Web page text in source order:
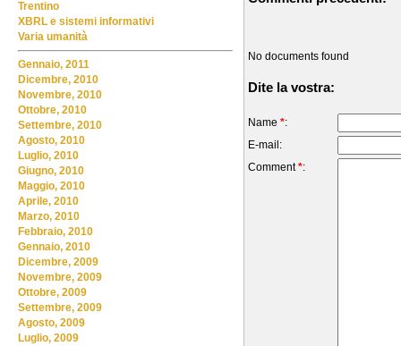
No documents found
Dite la vostra:
Name *:
E-mail:
Comment*:
Trentino
XBRL e sistemi informativi
Varia umanità
Gennaio, 2011
Dicembre, 2010
Novembre, 2010
Ottobre, 2010
Settembre, 2010
Agosto, 2010
Luglio, 2010
Giugno, 2010
Maggio, 2010
Aprile, 2010
Marzo, 2010
Febbraio, 2010
Gennaio, 2010
Dicembre, 2009
Novembre, 2009
Ottobre, 2009
Settembre, 2009
Agosto, 2009
Luglio, 2009